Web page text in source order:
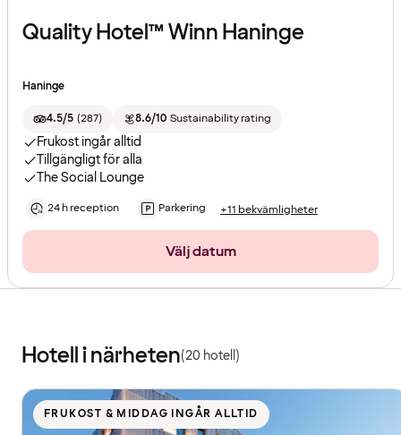
Quality Hotel™ Winn Haninge
Haninge
4.5/5 (287) 8.6/10 Sustainability rating
Frukost ingår alltid
Tillgängligt för alla
The Social Lounge
24 h reception Parkering +11 bekvämligheter
Välj datum
Hotell i närheten(20 hotell)
FRUKOST & MIDDAG INGÅR ALLTID